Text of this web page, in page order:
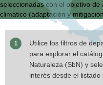
seleccionadas con el objetivo
climático (adaptación y
Utilice los filtros de
para explorar el
Naturaleza (SbN) y
interés desde el listado